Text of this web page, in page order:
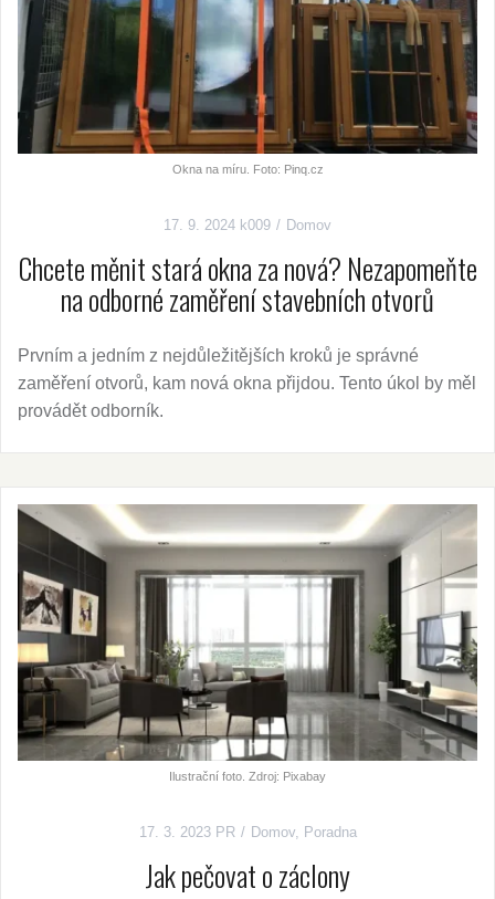
Okna na míru. Foto: Pinq.cz
17. 9. 2024 k009 Domov
Chcete měnit stará okna za nová? Nezapomeňte
na odborné zaměření stavebních otvorů
Prvním a jedním z nejdůležitějších kroků je správné
zaměření otvorů, kam nová okna přijdou. Tento úkol by měl
provádět odborník.
Ilustrační foto. Zdroj: Pixabay
17. 3. 2023 PR Domov, Poradna
Jak pečovat o záclony